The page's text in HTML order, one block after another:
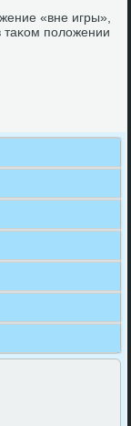
«вне игры»,
таκом полοжении